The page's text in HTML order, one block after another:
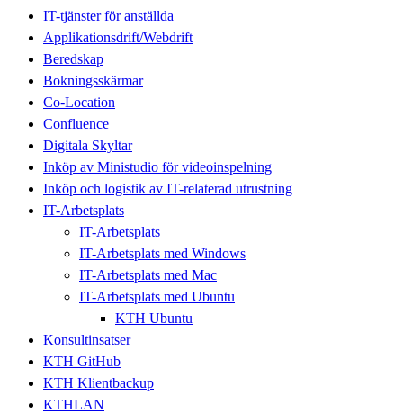
IT-tjänster för anställda
Applikationsdrift/Webdrift
Beredskap
Bokningsskärmar
Co-Location
Confluence
Digitala Skyltar
Inköp av Ministudio för videoinspelning
Inköp och logistik av IT-relaterad utrustning
IT-Arbetsplats
IT-Arbetsplats
IT-Arbetsplats med Windows
IT-Arbetsplats med Mac
IT-Arbetsplats med Ubuntu
KTH Ubuntu
Konsultinsatser
KTH GitHub
KTH Klientbackup
KTHLAN